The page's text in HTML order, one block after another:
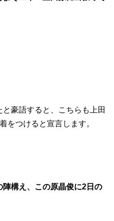
豪語すると、こちらも上田
をつけると宣言します。
陣構え、この原晶俊に2日の